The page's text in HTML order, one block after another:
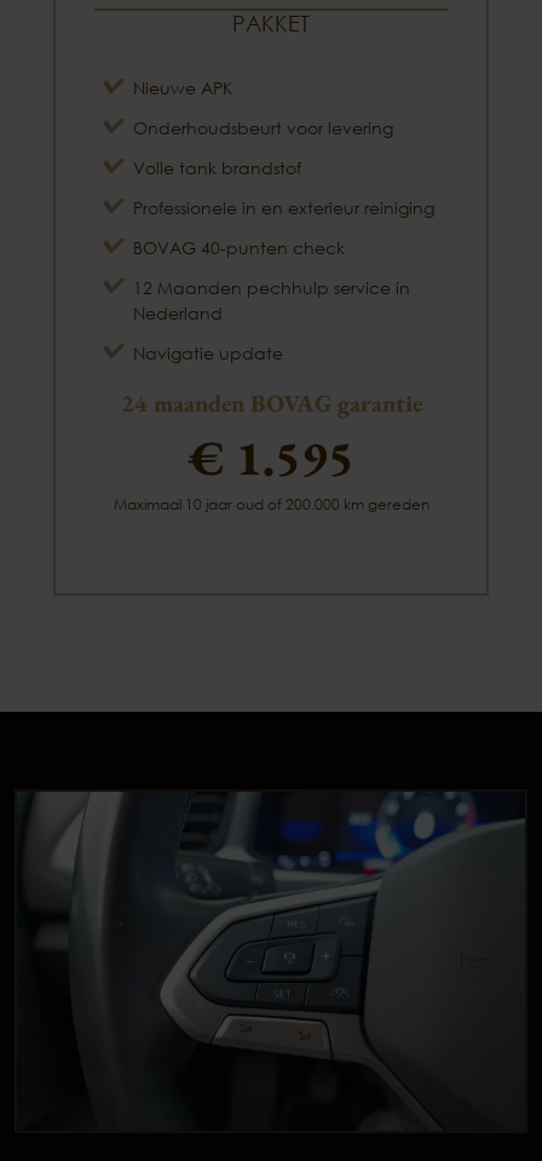
PAKKET
Nieuwe APK
Onderhoudsbeurt voor levering
Volle tank brandstof
Professionele in en exterieur reiniging
BOVAG 40-punten check
12 Maanden pechhulp service in
Nederland
Navigatie update
24 maanden BOVAG garantie
€ 1.595
Maximaal 10 jaar oud of 200.000 km gereden